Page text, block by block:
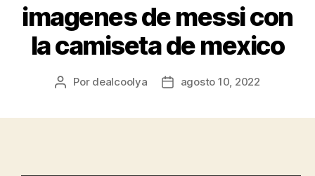
imagenes de messi con
la camiseta de mexico
Autor
Por dealcoolya
Fechaagosto 10, 2022